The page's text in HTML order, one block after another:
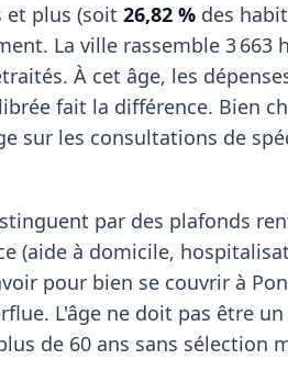
et plus (soit 26,82 % des
La ville rassemble 3
À cet âge, les
fait la différence. Bien
sur les consultations de
par des plafonds
(aide à domicile,
pour bien se couvrir à
L'âge ne doit pas être
de 60 ans sans sélection